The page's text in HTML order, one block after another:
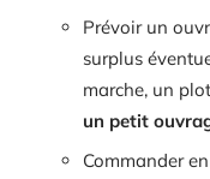
Prévoir un
surplus
marche, un
un petit
Commander